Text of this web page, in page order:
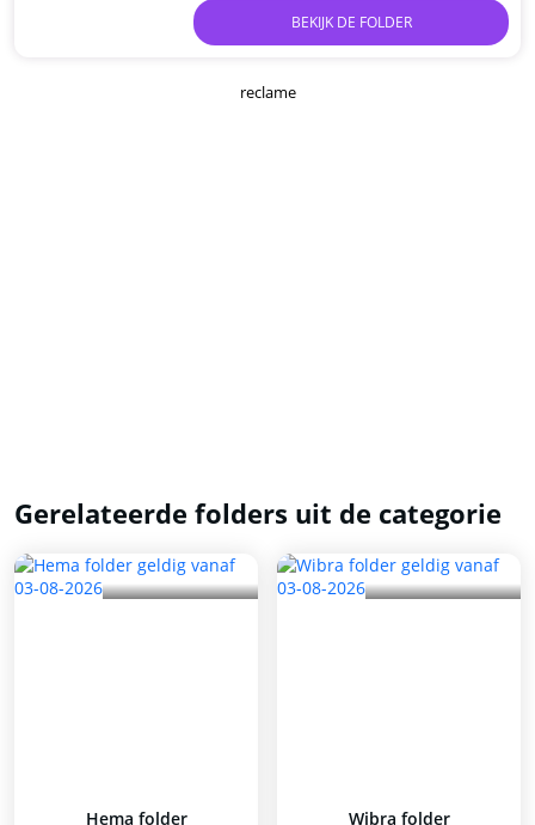
BEKIJK DE FOLDER
reclame
Gerelateerde folders uit de categorie
Hema folder Wibra folder